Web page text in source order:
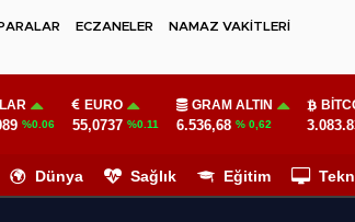
ECZANELER
NAMAZ VAKİTLERİ
%0.06
EURO
55,0737 %0.11
GRAM ALTIN
6.536,68 % 0,62
Dünya Sağlık Eğitim